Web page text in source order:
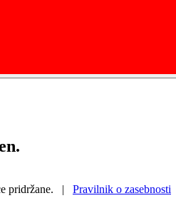
pridržane. | Pravilnik o zasebnosti